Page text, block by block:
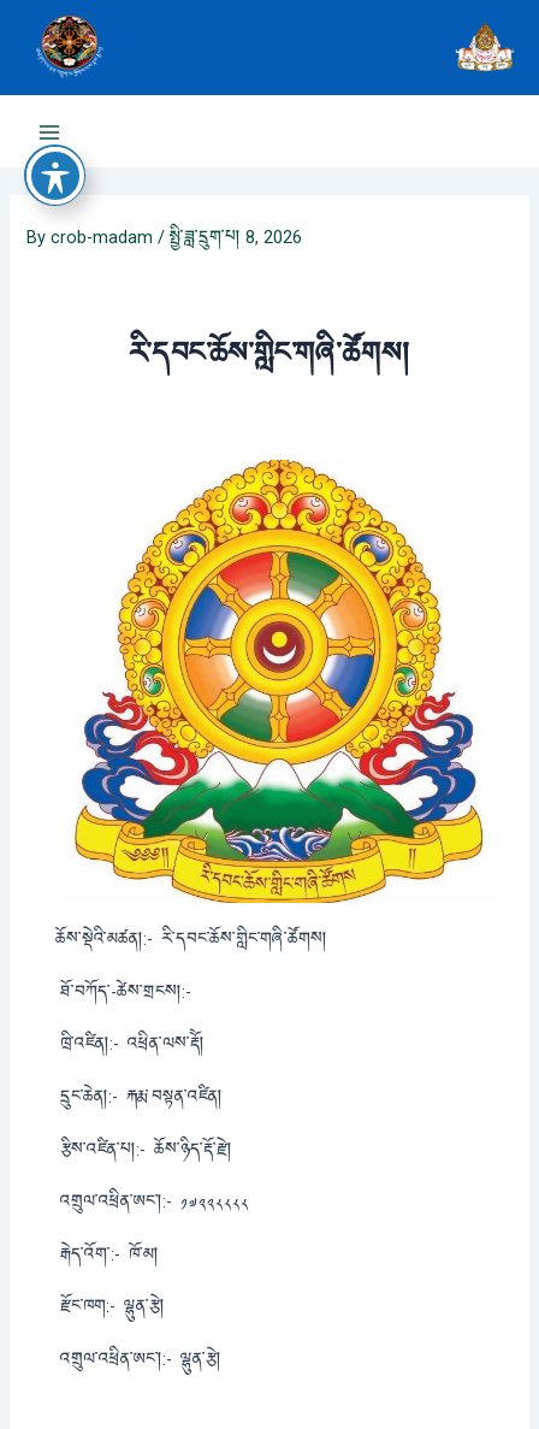
content
Main
Menu
Bycrob-madam /སྤྱི་ཟླ་དྲུག་པ། 8, 2026
རི་དབང་ཆོས་གླིང་གཞི་ཚོགས།
ཆོས་སྡེའི་མཚན།:- རི་དབང་ཆོས་གླིང་གཞི་ཚོགས།
ཐོ་བཀོད་-ཚེས་གྲངས།:-
ཁྲི་འཛིན།:- འཕྲིན་ལས་རྡོེ།
དྲུང་ཆེན།:- རྐརྨ་བསྟན་འཛིན།
རྩིས་འཛིན་པ།:- ཆོས་ཉིད་རྡོ་རྫེ།
འགྲུལ་འཕྲིན་ཨང་།:- ༡༧༢༢༨༨༨༨
རྒེད་འོག་:- ཁོ་མ།
རྫོང་ཁག:- ལྷུན་རྩེ།
འགྲུལ་འཕྲིན་ཨང་།:- ལྷུན་རྩེ།